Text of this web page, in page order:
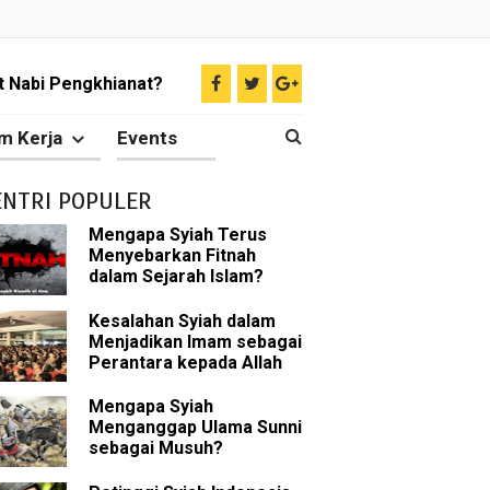
Nabi Pengkhianat?
Sunni
bin Affan
tentang Khalifah
Bakar
Kerja Events
POPULER
Mengapa Syiah Terus
Menyebarkan Fitnah
dalam Sejarah Islam?
Kesalahan Syiah dalam
Menjadikan Imam sebagai
Perantara kepada Allah
Mengapa Syiah
Menganggap Ulama Sunni
sebagai Musuh?